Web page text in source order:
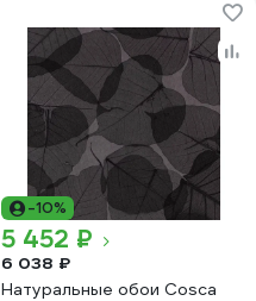
-10%
5 452 ₽
6 038 ₽
Натуральные обои Cosca